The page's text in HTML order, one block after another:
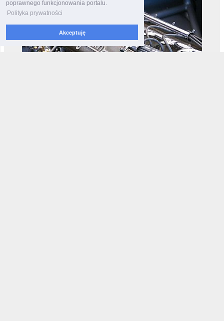
poprawnego funkcjonowania portalu.
Polityka prywatności
Akceptuję